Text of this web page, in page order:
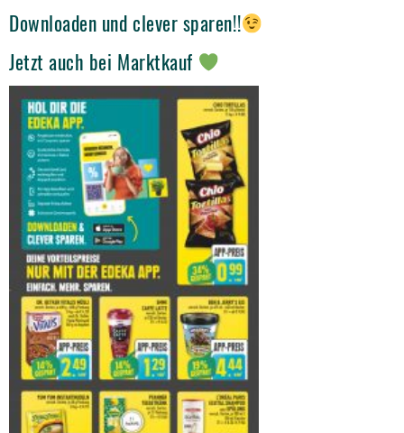
Downloaden und clever sparen!!
Jetzt auch bei Marktkauf